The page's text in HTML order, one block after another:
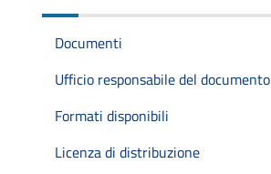
Documenti
Ufficio responsabile del documento
Formati disponibili
Licenza di distribuzione